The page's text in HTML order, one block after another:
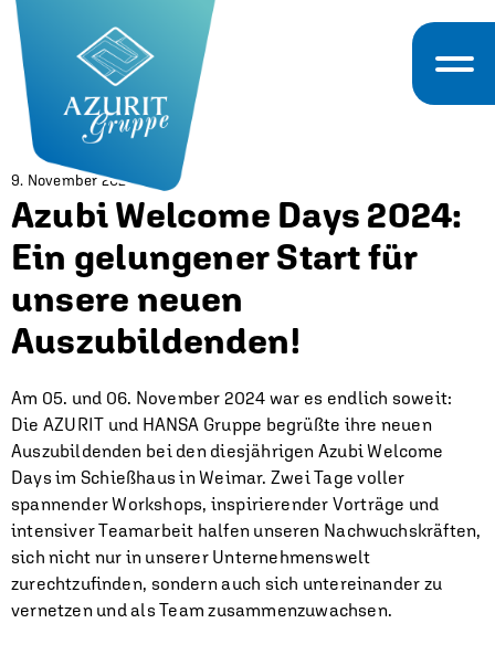
9. November 2024
Azubi Welcome Days 2024:
Ein gelungener Start für
unsere neuen
Auszubildenden!
Am 05. und 06. November 2024 war es endlich soweit:
Die AZURIT und HANSA Gruppe begrüßte ihre neuen
Auszubildenden bei den diesjährigen Azubi Welcome
Days im Schießhaus in Weimar. Zwei Tage voller
spannender Workshops, inspirierender Vorträge und
intensiver Teamarbeit halfen unseren Nachwuchskräften,
sich nicht nur in unserer Unternehmenswelt
zurechtzufinden, sondern auch sich untereinander zu
vernetzen und als Team zusammenzuwachsen.